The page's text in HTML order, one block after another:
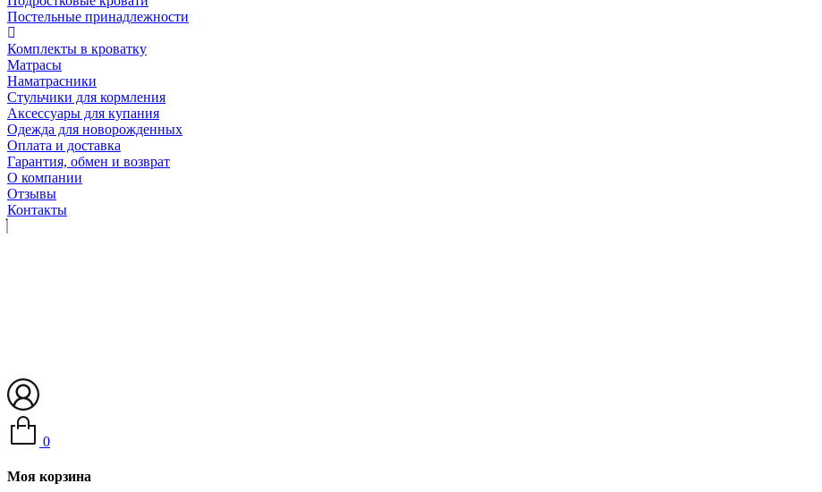
Постельные принадлежности
Комплекты в кроватку
Матрасы
Наматрасники
Стульчики для кормления
Аксессуары для купания
Одежда для новорожденных
Оплата и доставка
Гарантия, обмен и возврат
О компании
Отзывы
Контакты
0
Моя корзина